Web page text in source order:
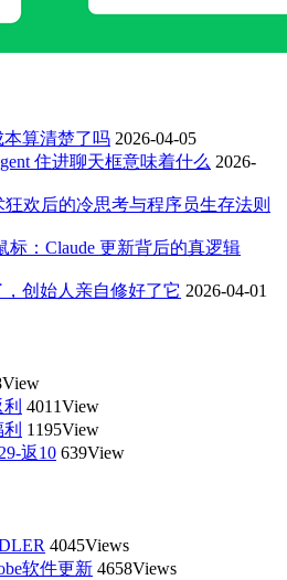
算清楚了吗 2026-04-05
住进聊天框意味着什么 2026-
狂欢后的冷思考与程序员生存法则
标：Claude 更新背后的真逻辑
创始人亲自修好了它 2026-04-01
4011View
1195View
返10 639View
4045Views
软件更新 4658Views